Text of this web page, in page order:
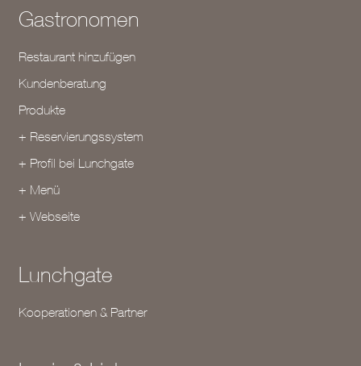
Gastronomen
Restaurant hinzufügen
Kundenberatung
Produkte
+ Reservierungssystem
+ Profil bei Lunchgate
+ Menü
+ Webseite
Lunchgate
Kooperationen & Partner